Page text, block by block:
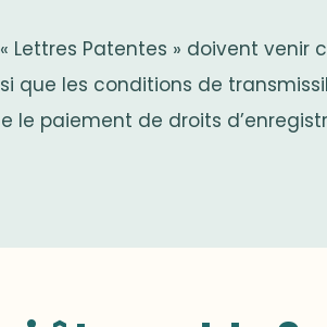
Lettres Patentes » doivent
que les conditions de
le paiement de droits